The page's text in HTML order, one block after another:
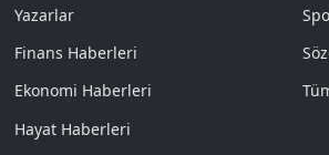
Yazarlar
Finans Haberleri
Ekonomi Haberleri
Hayat Haberleri